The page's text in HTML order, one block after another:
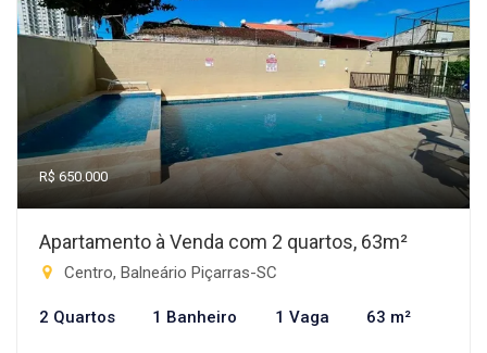
R$ 650.000
Apartamento à Venda com 2 quartos, 63m²
Centro, Balneário Piçarras-SC
2 Quartos 1 Banheiro 1 Vaga 63 m²